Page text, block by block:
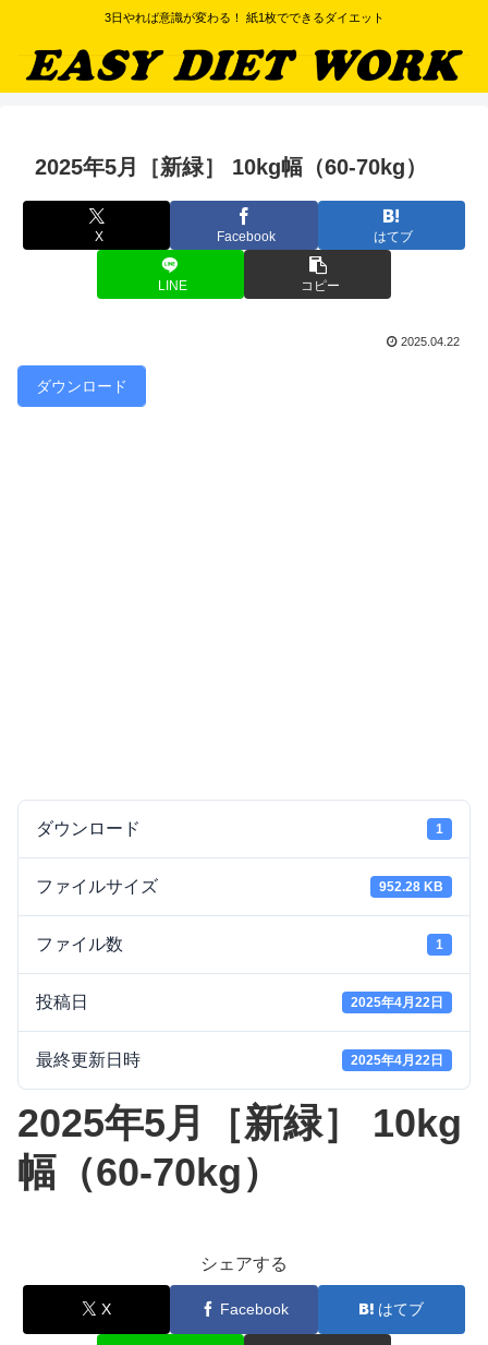
3日やれば意識が変わる！ 紙1枚でできるダイエット
2025年5月［新緑］ 10kg幅（60-70kg）
X Facebook はてブ
LINE コピー
2025.04.22
ダウンロード
ダウンロード 1
ファイルサイズ 952.28 KB
ファイル数 1
投稿日 2025年4月22日
最終更新日時 2025年4月22日
2025年5月［新緑］ 10kg
幅（60-70kg）
シェアする
X Facebook はてブ